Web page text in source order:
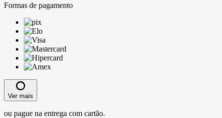
Formas de pagamento
Ver mais
ou pague na entrega com cartão.